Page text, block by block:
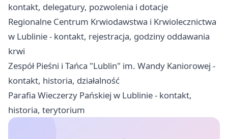
kontakt, delegatury, pozwolenia i dotacje
Regionalne Centrum Krwiodawstwa i Krwiolecznictwa
w Lublinie - kontakt, rejestracja, godziny oddawania
krwi
Zespół Pieśni i Tańca "Lublin" im. Wandy Kaniorowej -
kontakt, historia, działalność
Parafia Wieczerzy Pańskiej w Lublinie - kontakt,
historia, terytorium